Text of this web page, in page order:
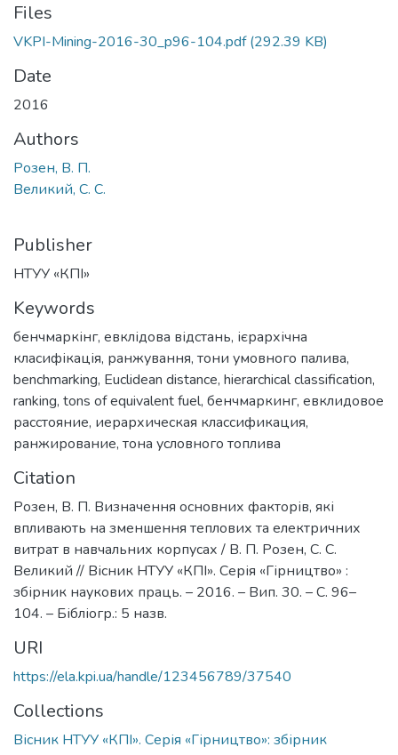
Files
VKPI-Mining-2016-30_p96-104.pdf(292.39 KB)
Date
2016
Authors
Розен, В. П.
Великий, С. С.
Publisher
НТУУ «КПІ»
Keywords
бенчмаркінг, евклідова відстань, ієрархічна
класифікація, ранжування, тони умовного палива,
benchmarking, Euclidean distance, hierarchical classification,
ranking, tons of equivalent fuel, бенчмаркинг, евклидовое
расстояние, иерархическая классификация,
ранжирование, тона условного топлива
Citation
Розен, В. П. Визначення основних факторів, які
впливають на зменшення теплових та електричних
витрат в навчальних корпусах / В. П. Розен, С. С.
Великий // Вісник НТУУ «КПІ». Серія «Гірництво» :
збірник наукових праць. – 2016. – Вип. 30. – С. 96–
104. – Бібліогр.: 5 назв.
URI
https://ela.kpi.ua/handle/123456789/37540
Collections
Вісник НТУУ «КПІ». Серія «Гірництво»: збірник